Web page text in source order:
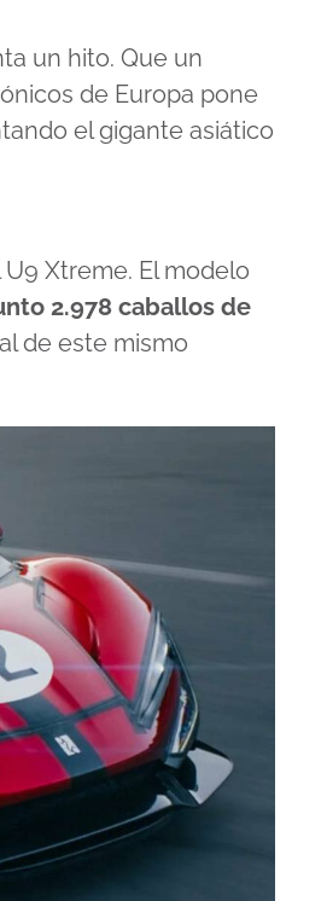
un hito. Que un
de Europa pone
el gigante asiático
Xtreme. El modelo
2.978 caballos de
de este mismo